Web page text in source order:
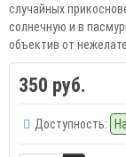
случайных
солнечную и в
объектив от
350 руб.
Доступность: